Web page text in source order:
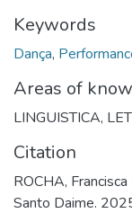
Keywords
Dança,
Areas of
LINGUISTICA,
Citation
ROCHA,
Santo Daime.